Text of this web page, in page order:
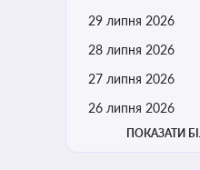
29 липня 2026
28 липня 2026
27 липня 2026
26 липня 2026
ПОКАЗАТИ